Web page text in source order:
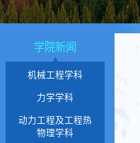
学院新闻
机械工程学科
力学学科
动力工程及工程热
物理学科